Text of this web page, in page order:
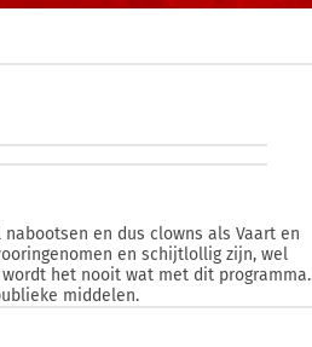
en dus clowns als Vaart en
en schijtlollig zijn, wel
het nooit wat met dit programma.
middelen.